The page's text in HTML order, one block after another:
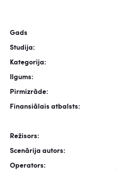
Gads
Studija:
Kategorija:
Ilgums:
Pirmizrāde:
Finansiālais atbalsts:
Režisors:
Scenārija autors:
Operators: